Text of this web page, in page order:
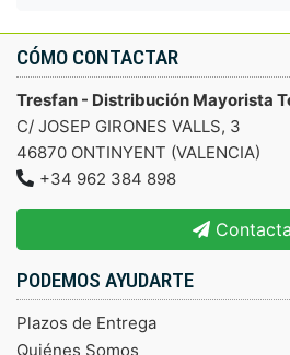
CÓMO CONTACTAR
Tresfan - Distribución Mayorista
C/ JOSEP GIRONES VALLS, 3
46870 ONTINYENT (VALENCIA)
+34 962 384 898
PODEMOS AYUDARTE
Plazos de Entrega
Quiénes Somos